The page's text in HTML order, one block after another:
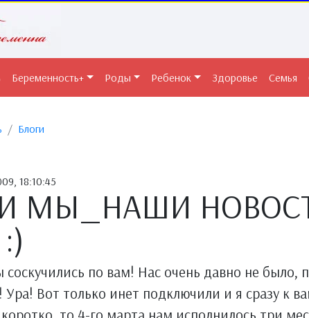
Беременность+ Роды Ребенок Здоровье Семья
Блоги
18:10:45
МЫ_НАШИ
по вам! Нас очень давно не было,
Ура! Вот только инет подключили и я сразу к